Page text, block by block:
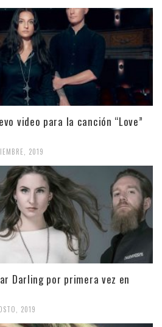
video para la canción “Love”
2019
Darling por primera vez en
2019